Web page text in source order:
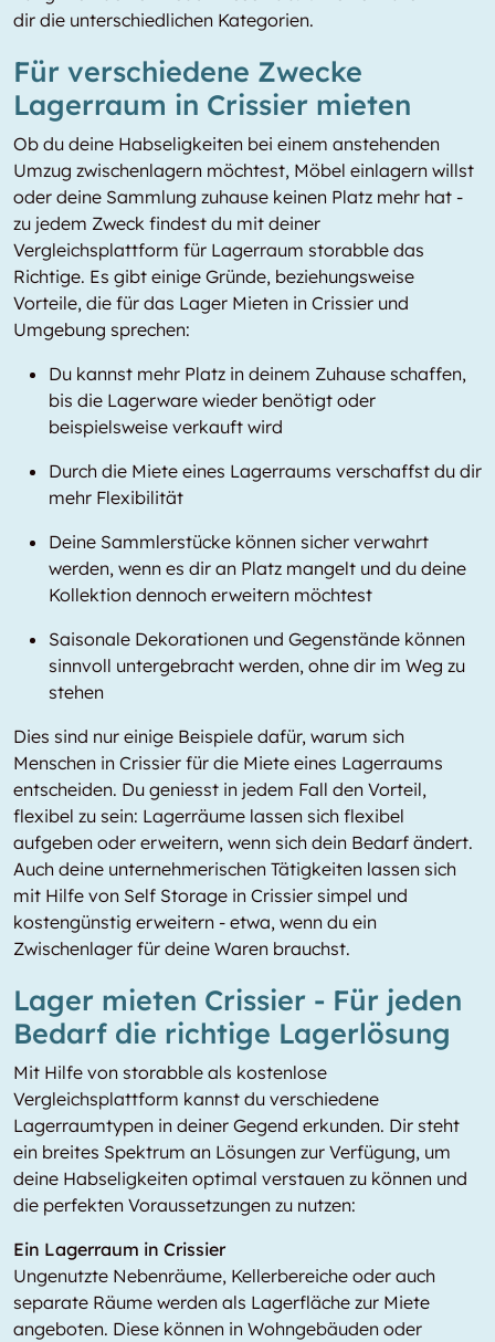
dir die unterschiedlichen Kategorien.
Für verschiedene Zwecke
Lagerraum in Crissier mieten
Ob du deine Habseligkeiten bei einem anstehenden
Umzug zwischenlagern möchtest, Möbel einlagern willst
oder deine Sammlung zuhause keinen Platz mehr hat -
zu jedem Zweck findest du mit deiner
Vergleichsplattform für Lagerraum storabble das
Richtige. Es gibt einige Gründe, beziehungsweise
Vorteile, die für das Lager Mieten in Crissier und
Umgebung sprechen:
Du kannst mehr Platz in deinem Zuhause schaffen,
bis die Lagerware wieder benötigt oder
beispielsweise verkauft wird
Durch die Miete eines Lagerraums verschaffst du dir
mehr Flexibilität
Deine Sammlerstücke können sicher verwahrt
werden, wenn es dir an Platz mangelt und du deine
Kollektion dennoch erweitern möchtest
Saisonale Dekorationen und Gegenstände können
sinnvoll untergebracht werden, ohne dir im Weg zu
stehen
Dies sind nur einige Beispiele dafür, warum sich
Menschen in Crissier für die Miete eines Lagerraums
entscheiden. Du geniesst in jedem Fall den Vorteil,
flexibel zu sein: Lagerräume lassen sich flexibel
aufgeben oder erweitern, wenn sich dein Bedarf ändert.
Auch deine unternehmerischen Tätigkeiten lassen sich
mit Hilfe von Self Storage in Crissier simpel und
kostengünstig erweitern - etwa, wenn du ein
Zwischenlager für deine Waren brauchst.
Lager mieten Crissier - Für jeden
Bedarf die richtige Lagerlösung
Mit Hilfe von storabble als kostenlose
Vergleichsplattform kannst du verschiedene
Lagerraumtypen in deiner Gegend erkunden. Dir steht
ein breites Spektrum an Lösungen zur Verfügung, um
deine Habseligkeiten optimal verstauen zu können und
die perfekten Voraussetzungen zu nutzen:
Ein Lagerraum in Crissier
Ungenutzte Nebenräume, Kellerbereiche oder auch
separate Räume werden als Lagerfläche zur Miete
angeboten. Diese können in Wohngebäuden oder